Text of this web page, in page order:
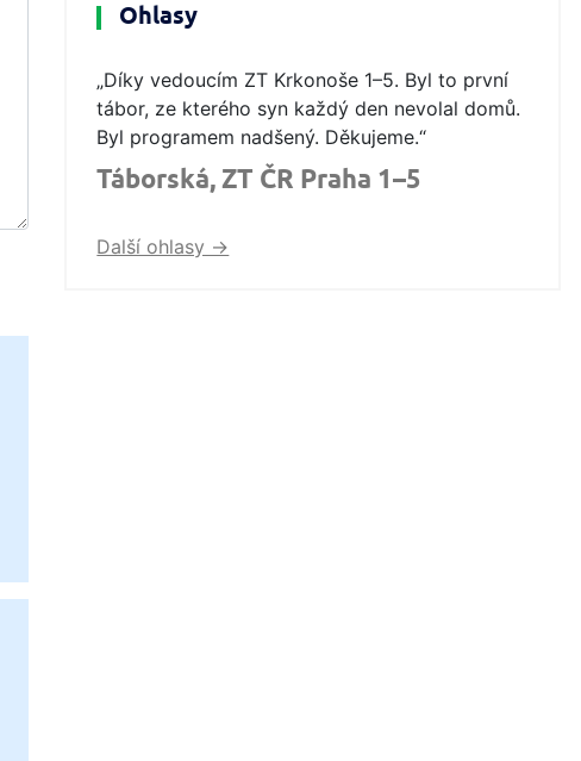
Ohlasy
„Díky vedoucím ZT Krkonoše 1–5. Byl to první
tábor, ze kterého syn každý den nevolal domů.
Byl programem nadšený. Děkujeme.“
Táborská, ZT ČR Praha 1–5
Další ohlasy ->